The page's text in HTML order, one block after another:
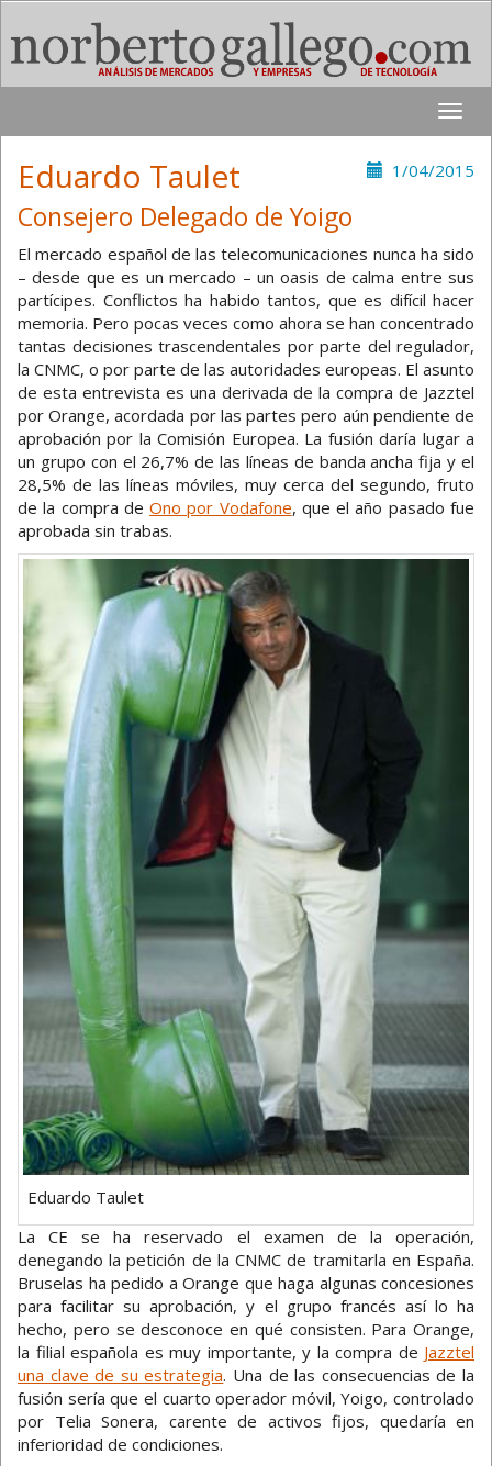
Toggle
1/04/2015
Eduardo Taulet
Consejero Delegado de Yoigo
El mercado español de las telecomunicaciones nunca ha sido
– desde que es un mercado – un oasis de calma entre sus
partícipes. Conflictos ha habido tantos, que es difícil hacer
memoria. Pero pocas veces como ahora se han concentrado
tantas decisiones trascendentales por parte del regulador,
la CNMC, o por parte de las autoridades europeas. El asunto
de esta entrevista es una derivada de la compra de Jazztel
por Orange, acordada por las partes pero aún pendiente de
aprobación por la Comisión Europea. La fusión daría lugar a
un grupo con el 26,7% de las líneas de banda ancha fija y el
28,5% de las líneas móviles, muy cerca del segundo, fruto
de la compra deOno por Vodafone, que el año pasado fue
aprobada sin trabas.
Eduardo Taulet
La CE se ha reservado el examen de la operación,
denegando la petición de la CNMC de tramitarla en España.
Bruselas ha pedido a Orange que haga algunas concesiones
para facilitar su aprobación, y el grupo francés así lo ha
hecho, pero se desconoce en qué consisten. Para Orange,
la filial española es muy importante, y la compra de Jazztel
una clave de su estrategia. Una de las consecuencias de la
fusión sería que el cuarto operador móvil, Yoigo, controlado
por Telia Sonera, carente de activos fijos, quedaría en
inferioridad de condiciones.